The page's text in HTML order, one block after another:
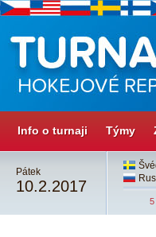
Info o turnaji Týmy
Pátek
10.2.2017
5